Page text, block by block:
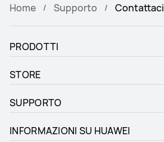
Home Supporto Contattaci
PRODOTTI
STORE
SUPPORTO
INFORMAZIONI SU HUAWEI